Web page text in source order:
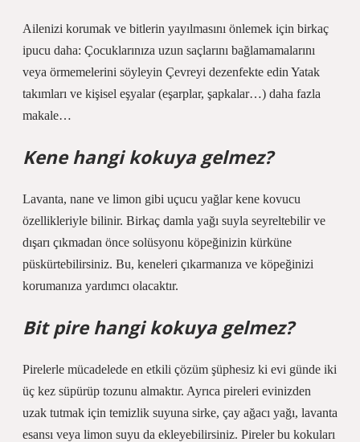
Ailenizi korumak ve bitlerin yayılmasını önlemek için birkaç
ipucu daha: Çocuklarınıza uzun saçlarını bağlamamalarını
veya örmemelerini söyleyin Çevreyi dezenfekte edin Yatak
takımları ve kişisel eşyalar (eşarplar, şapkalar…) daha fazla
makale…
Kene hangi kokuya gelmez?
Lavanta, nane ve limon gibi uçucu yağlar kene kovucu
özellikleriyle bilinir. Birkaç damla yağı suyla seyreltebilir ve
dışarı çıkmadan önce solüsyonu köpeğinizin kürküne
püskürtebilirsiniz. Bu, keneleri çıkarmanıza ve köpeğinizi
korumanıza yardımcı olacaktır.
Bit pire hangi kokuya gelmez?
Pirelerle mücadelede en etkili çözüm şüphesiz ki evi günde iki
üç kez süpürüp tozunu almaktır. Ayrıca pireleri evinizden
uzak tutmak için temizlik suyuna sirke, çay ağacı yağı, lavanta
esansı veya limon suyu da ekleyebilirsiniz. Pireler bu kokuları